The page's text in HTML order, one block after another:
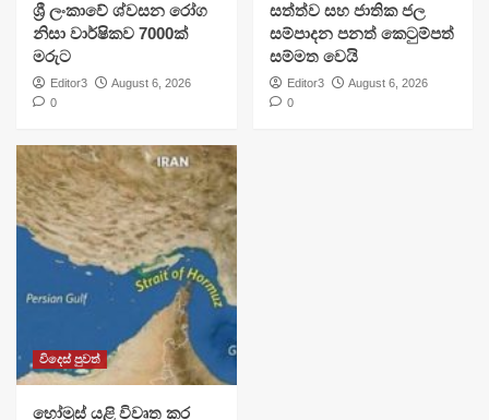
ශ්‍රී ලංකාවේ ශ්වසන රෝග
නිසා වාර්ෂිකව 7000ක්
මරුට
Editor3
August 6, 2026
0
සත්ත්ව සහ ජාතික ජල
සම්පාදන පනත් කෙටුම්පත්
සම්මත වෙයි
Editor3
August 6, 2026
0
විදෙස් පුවත්
හෝමූස් යළි විවෘත කර